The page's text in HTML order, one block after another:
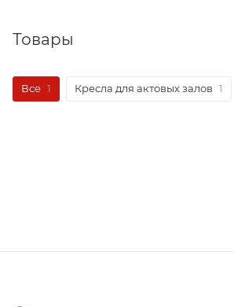
Товары
Все 1 Кресла для актовых залов 1